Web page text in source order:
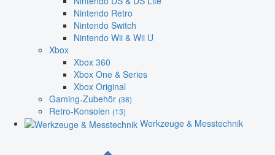
Nintendo Retro
Nintendo Switch
Nintendo Wii & Wii U
Xbox
Xbox 360
Xbox One & Series
Xbox Original
Gaming-Zubehör (38)
Retro-Konsolen (13)
Werkzeuge & Messtechnik